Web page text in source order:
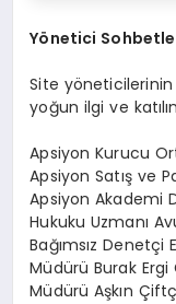
Yönetici
Site
yoğun ilgi ve
Apsiyon Kurucu
Apsiyon Satış ve
Apsiyon Akademi
Hukuku Uzmanı
Bağımsız
Müdürü Burak
Müdürü Aşkın